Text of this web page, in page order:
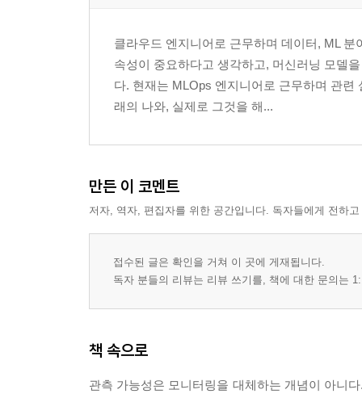
클라우드 엔지니어로 근무하며 데이터, ML
속성이 중요하다고 생각하고, 머신러닝 모델
다. 현재는 MLOps 엔지니어로 근무하며 관
래의 나와, 실제로 그것을 해...
만든 이 코멘트
저자, 역자, 편집자를 위한 공간입니다. 독자들에게 전하
접수된 글은 확인을 거쳐 이 곳에 게재됩니다.
독자 분들의 리뷰는 리뷰 쓰기를, 책에 대한 문의는
책 속으로
관측 가능성은 모니터링을 대체하는 개념이 아니